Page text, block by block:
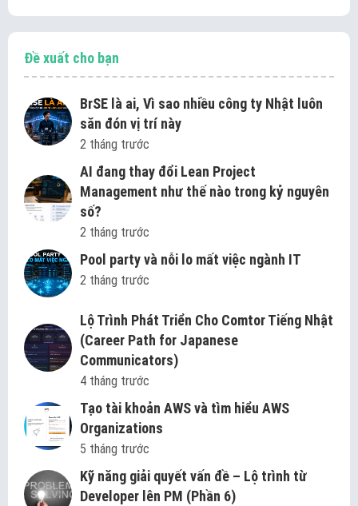
Đề xuất cho bạn
BrSE là ai, Vì sao nhiều công ty Nhật luôn
săn đón vị trí này
2 tháng trước
AI đang thay đổi Lean Project
Management như thế nào trong kỷ nguyên
số?
2 tháng trước
Pool party và nỗi lo mất việc ngành IT
2 tháng trước
Lộ Trình Phát Triển Cho Comtor Tiếng Nhật
(Career Path for Japanese
Communicators)
4 tháng trước
Tạo tài khoản AWS và tìm hiểu AWS
Organizations
5 tháng trước
Kỹ năng giải quyết vấn đề – Lộ trình từ
Developer lên PM (Phần 6)